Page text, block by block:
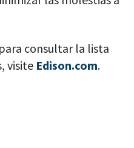
consultar la lista
visite Edison.com.